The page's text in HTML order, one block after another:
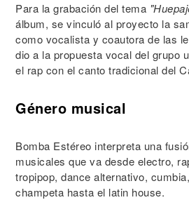
Para la grabación del tema
álbum, se vinculó al proyecto la
como vocalista y coautora de las
dio a la propuesta vocal del grupo
el rap con el canto tradicional del
Género musical
Bomba Estéreo interpreta una
musicales que va desde electro,
tropipop, dance alternativo,
champeta hasta el latin house.